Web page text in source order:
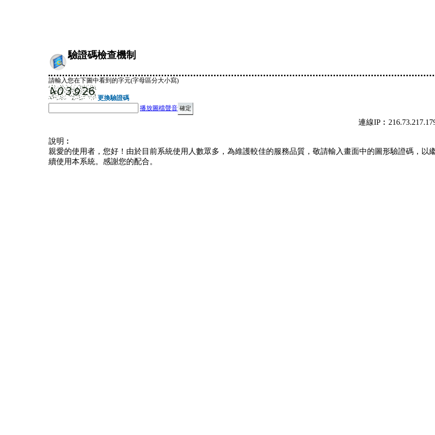
驗證碼檢查機制
請輸入您在下圖中看到的字元(字母區分大小寫)
更換驗證碼
播放圖檔聲音
連線
說明︰
親愛的使用者，您好！由於目前系統使用人數眾多，為維護較佳的服務品質，敬請輸入畫面中的圖形驗證碼，以
續使用本系統。感謝您的配合。